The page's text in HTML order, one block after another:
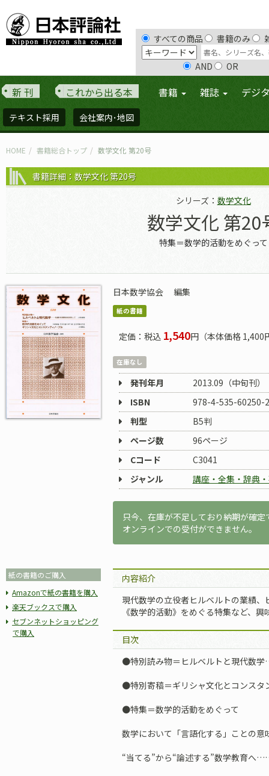
すべての商品 書籍のみ
AND OR
新 刊 これから出る本 書籍 雑誌 デジ
テキスト採用 会社案内･地図
HOME 書籍総合トップ 数学文化 第20号
書籍詳細：数学文化 第20号
シリーズ： 数学文化
数学文化 第20
特集＝数学的活動をめぐって
日本数学協会 編集
紙の書籍
定価：税込 1,540円（本体価格 1,400
在庫なし
発刊年月
2013.09（中旬刊）
ISBN
978-4-535-60250-2
判型
B5判
ページ数
96ページ
Cコード
C3041
ジャンル
講座・全集・辞典
只今、在庫が不足しており納期が確定
オンラインでの受付ができません。
紙の書籍のご購入
Amazonで紙の書籍を購入
楽天ブックスで購入
セブンネットショッピング
で購入
内容紹介
現代数学の立役者ヒルベルトの業績
《数学的活動》をめぐる特集など、
目次
●特別読み物＝ヒルベルトと現代数
●特別寄稿＝ギリシャ文化とコンス
●特集＝数学的活動をめぐって
数学において「言語化する」ことの
“当てる”から“論述する”数学教育へ